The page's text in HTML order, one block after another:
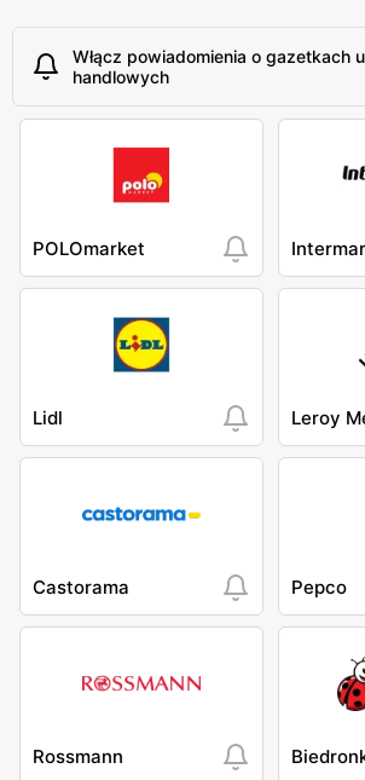
Włącz powiadomienia o gazetkach
handlowych
POLOmarket
Lidl Leroy
Castorama Pepco
Rossmann